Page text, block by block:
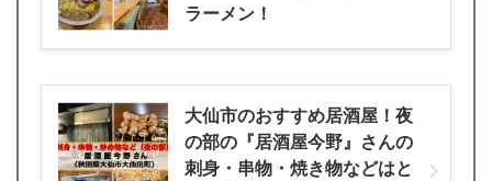
ラーメン！
大仙市のおすすめ居酒屋！夜
の部の『居酒屋今野』さんの
刺身・串物・焼き物などはと